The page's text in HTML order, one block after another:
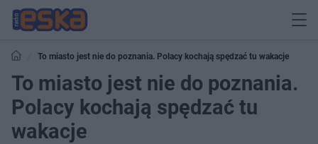
To miasto jest nie do poznania. Polacy kochają spędzać tu wakacje
To miasto jest nie do poznania.
Polacy kochają spędzać tu
wakacje